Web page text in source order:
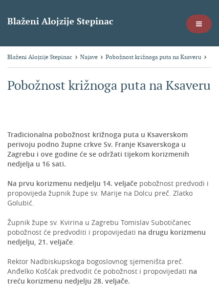
Blaženi Alojzije Stepinac
Blaženi Alojzije Stepinac Najave Pobožnost križnoga puta na Ksaveru
Pobožnost križnoga puta na Ksaveru
Tradicionalna pobožnost križnoga puta u Ksaverskom
perivoju podno župne crkve Sv. Franje Ksaverskoga u
Zagrebu i ove godine će se održati tijekom korizmenih
nedjelja u 16 sati.
Na prvu korizmenu nedjelju 14. veljače pobožnost predvodi i
propovijeda župnik župe sv. Marije na Dolcu preč. Zlatko
Golubić.
Župnik župe sv. Kvirina u Zagrebu Tomislav Subotičanec
pobožnost će predvoditi i propovijedati na drugu korizmenu
nedjelju, 21. veljače.
Rektor Nadbiskupskoga bogoslovnog sjemeništa preč.
Anđelko Košćak predvodit će pobožnost i propovijedati na
treću korizmenu nedjelju 28. veljače.